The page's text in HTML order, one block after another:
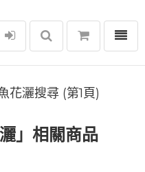
選單
花灑搜尋 (第1頁)
」相關商品